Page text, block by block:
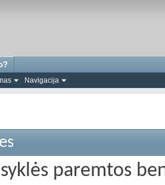
Navigacija
paremtos